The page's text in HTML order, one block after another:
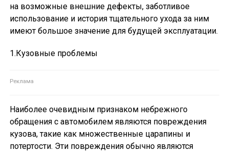
на возможные внешние дефекты, заботливое
использование и история тщательного ухода за ним
имеют большое значение для будущей эксплуатации.
1.Кузовные проблемы
Наиболее очевидным признаком небрежного
обращения с автомобилем являются повреждения
кузова, такие как множественные царапины и
потертости. Эти повреждения обычно являются